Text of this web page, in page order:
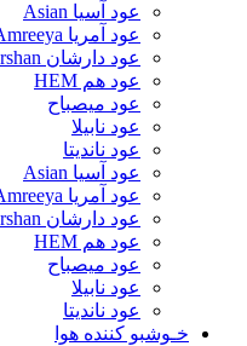
عود آسیا Asian
عود آمریا Amreeya
عود دارشان Darshan
عود هم HEM
عود میصباح
عود نابیلا
عود ناندیتا
عود آسیا Asian
عود آمریا Amreeya
عود دارشان Darshan
عود هم HEM
عود میصباح
عود نابیلا
عود ناندیتا
خـوشبو کننده هوا